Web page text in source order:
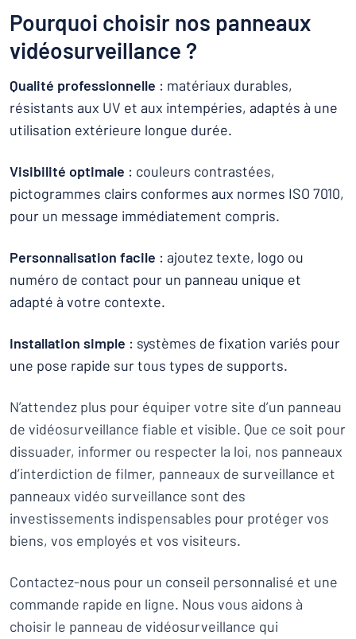
Pourquoi choisir nos panneaux
vidéosurveillance ?
Qualité professionnelle : matériaux durables,
résistants aux UV et aux intempéries, adaptés à une
utilisation extérieure longue durée.
Visibilité optimale : couleurs contrastées,
pictogrammes clairs conformes aux normes ISO 7010,
pour un message immédiatement compris.
Personnalisation facile : ajoutez texte, logo ou
numéro de contact pour un panneau unique et
adapté à votre contexte.
Installation simple : systèmes de fixation variés pour
une pose rapide sur tous types de supports.
N’attendez plus pour équiper votre site d’un panneau
de vidéosurveillance fiable et visible. Que ce soit pour
dissuader, informer ou respecter la loi, nos panneaux
d’interdiction de filmer, panneaux de surveillance et
panneaux vidéo surveillance sont des
investissements indispensables pour protéger vos
biens, vos employés et vos visiteurs.
Contactez-nous pour un conseil personnalisé et une
commande rapide en ligne. Nous vous aidons à
choisir le panneau de vidéosurveillance qui